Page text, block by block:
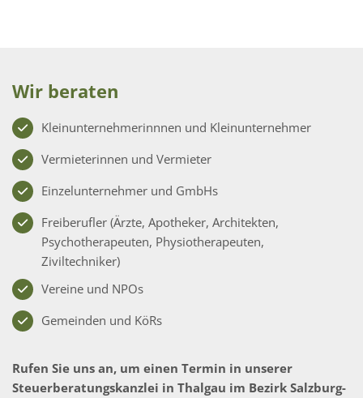
Wir beraten
Kleinunternehmerinnnen und Kleinunternehmer
Vermieterinnen und Vermieter
Einzelunternehmer und GmbHs
Freiberufler (Ärzte, Apotheker, Architekten,
Psychotherapeuten, Physiotherapeuten,
Ziviltechniker)
Vereine und NPOs
Gemeinden und KöRs
Rufen Sie uns an, um einen Termin in unserer
Steuerberatungskanzlei in Thalgau im Bezirk Salzburg-